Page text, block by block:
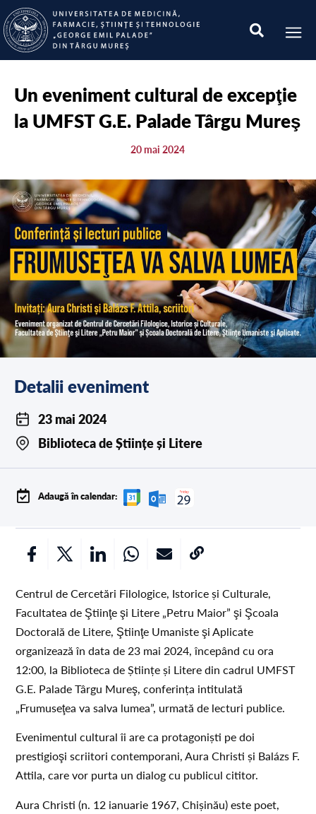
Un eveniment cultural de excepţie
la UMFST G.E. Palade Târgu Mureş
20 mai 2024
Detalii eveniment
23 mai 2024
Biblioteca de Științe și Litere
Adaugă în calendar:
Centrul de Cercetări Filologice, Istorice și Culturale,
Facultatea de Ştiinţe şi Litere „Petru Maior” şi Şcoala
Doctorală de Litere, Ştiinţe Umaniste şi Aplicate
organizează în data de 23 mai 2024, începând cu ora
12:00, la Biblioteca de Științe și Litere din cadrul UMFST
G.E. Palade Târgu Mureş, conferința intitulată
„Frumuseţea va salva lumea”, urmată de lecturi publice.
Evenimentul cultural îi are ca protagoniști pe doi
prestigioşi scriitori contemporani, Aura Christi și Balázs F.
Attila, care vor purta un dialog cu publicul cititor.
Aura Christi (n. 12 ianuarie 1967, Chișinău) este poet,